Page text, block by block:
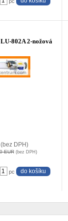
802A 2-nožová
(bez DPH)
EUR (bez DPH)
pc